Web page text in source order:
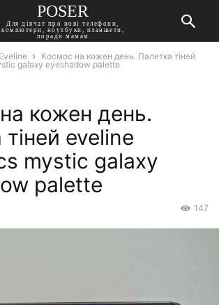
POSER
Для дівчат про нові телефони,
компютери, ноутбуки, планшети,
поради мамам
Eveline
Космос на кожен день. Палетка тіней
galaxy eyeshadow palette
кожен день.
eveline
mystic galaxy
palette
147